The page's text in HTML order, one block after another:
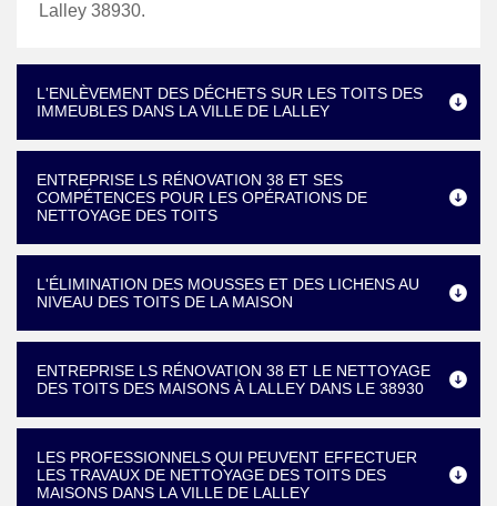
Lalley 38930.
L'ENLÈVEMENT DES DÉCHETS SUR LES TOITS DES
IMMEUBLES DANS LA VILLE DE LALLEY
ENTREPRISE LS RÉNOVATION 38 ET SES
COMPÉTENCES POUR LES OPÉRATIONS DE
NETTOYAGE DES TOITS
L'ÉLIMINATION DES MOUSSES ET DES LICHENS AU
NIVEAU DES TOITS DE LA MAISON
ENTREPRISE LS RÉNOVATION 38 ET LE NETTOYAGE
DES TOITS DES MAISONS À LALLEY DANS LE 38930
LES PROFESSIONNELS QUI PEUVENT EFFECTUER
LES TRAVAUX DE NETTOYAGE DES TOITS DES
MAISONS DANS LA VILLE DE LALLEY